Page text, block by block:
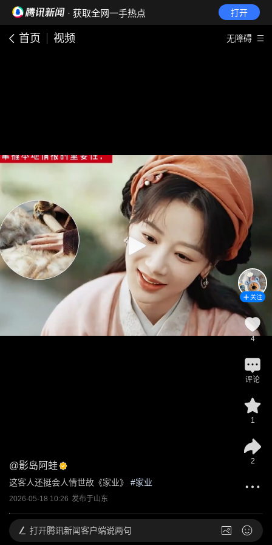
· 获取全网一手热点 打开
首页 视频 无障碍
@影岛阿蛙
这客人还挺会人情世故《家业》 #家业
2026-05-18 10:26 发布于山东
关注
4
评论
1
2
打开腾讯新闻客户端说两句